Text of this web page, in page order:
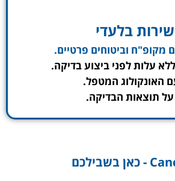
שירות בלעדי
עלות לפני ביצוע בדיקה.
האונקולוג המטפל.
תוצאות הבדיקה.